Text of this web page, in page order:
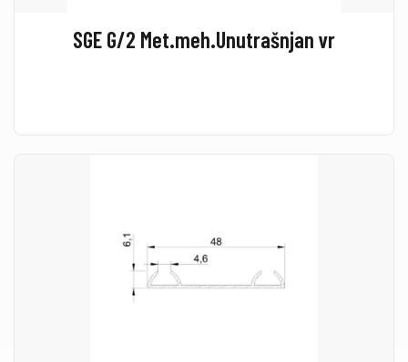
SGE G/2 Met.meh.Unutrašnjan vr